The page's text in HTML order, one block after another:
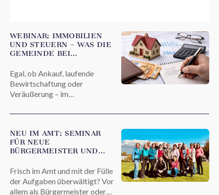
WEBINAR: IMMOBILIEN
UND STEUERN – WAS DIE
GEMEINDE BEI
ABGABEN WISSEN MUSS
Egal, ob Ankauf, laufende
Bewirtschaftung oder
Veräußerung – im
viele Fallstricke. In diesem
Hinweise zur
Grunderwerbsteuer,
Umsatzsteuer und
NEU IM AMT: SEMINAR
FÜR NEUE
BÜRGERMEISTER UND
Frisch im Amt und mit der Fülle
der Aufgaben überwältigt? Vor
allem als Bürgermeister oder